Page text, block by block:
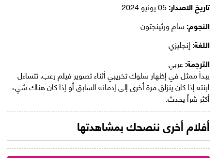
تاريخ الاصدار:
النجوم:سام ورثينجتون
اللغة:إنجليزي
الترجمة:عربي
يبدأ ممثل في إظهار سلوك تخريبي أثناء تصوير فيلم رعب. تتساءل
ابنته إذا كان ينزلق مرة أخرى إلى إدمانه السابق أو إذا كان هناك شيء
أكثر شراً يحدث.
أفلام أخرى ننصحك بمشاهدتها